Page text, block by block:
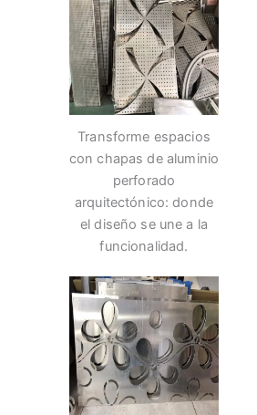
Transforme espacios
con chapas de aluminio
perforado
arquitectónico: donde
el diseño se une a la
funcionalidad.